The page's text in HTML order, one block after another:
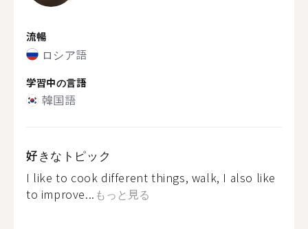
流暢
ロシア語
学習中の言語
韓国語
好きなトピック
I like to cook different things, walk, I also like
to improve... もっと見る